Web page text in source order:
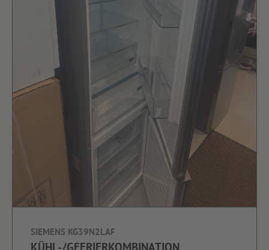
SIEMENS KG39N2LAF
KÜHL-/GEFRIERKOMBINATION